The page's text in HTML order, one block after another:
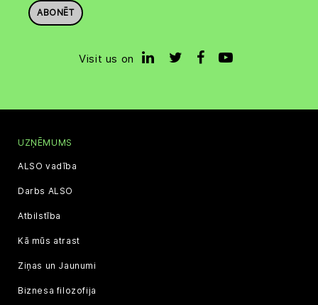
ABONĒT
Visit us on
UZŅĒMUMS
ALSO vadība
Darbs ALSO
Atbilstība
Kā mūs atrast
Ziņas un Jaunumi
Biznesa filozofija